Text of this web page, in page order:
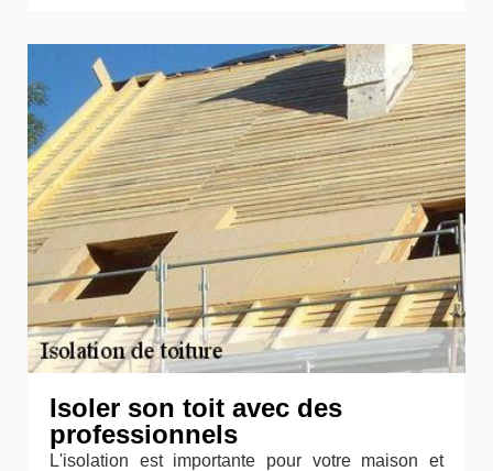
Isoler son toit avec des
professionnels
L'isolation est importante pour votre maison et